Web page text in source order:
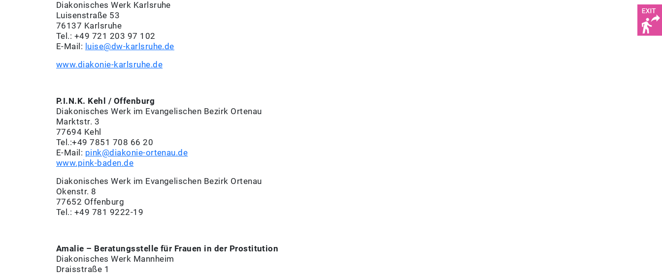
Diakonisches Werk Karlsruhe
Luisenstraße 53
76137 Karlsruhe
Tel.: +49 721 203 97 102
E-Mail: luise@dw-karlsruhe.de
www.diakonie-karlsruhe.de
P.I.N.K. Kehl / Offenburg
Diakonisches Werk im Evangelischen Bezirk Ortenau
Marktstr. 3
77694 Kehl
Tel.:+49 7851 708 66 20
E-Mail: pink@diakonie-ortenau.de
www.pink-baden.de
Diakonisches Werk im Evangelischen Bezirk Ortenau
Okenstr. 8
77652 Offenburg
Tel.: +49 781 9222-19
Amalie – Beratungsstelle für Frauen in der Prostitution
Diakonisches Werk Mannheim
Draisstraße 1